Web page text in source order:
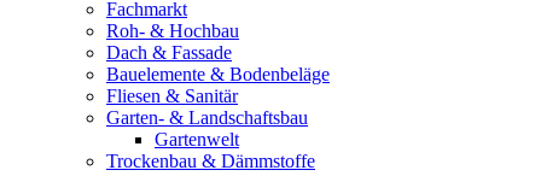
Fachmarkt
Roh- & Hochbau
Dach & Fassade
Bauelemente & Bodenbeläge
Fliesen & Sanitär
Garten- & Landschaftsbau
Gartenwelt
Trockenbau & Dämmstoffe